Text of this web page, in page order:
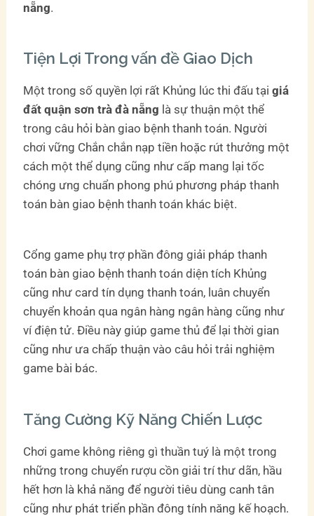
nẵng.
Tiện Lợi Trong vấn đề Giao Dịch
Một trong số quyền lợi rất Khủng lúc thi đấu tạigiá
đất quận sơn trà đà nẵng là sự thuận một thể
trong câu hỏi bàn giao bệnh thanh toán. Người
chơi vững Chắn chắn nạp tiền hoặc rút thưởng một
cách một thể dụng cũng như cấp mang lại tốc
chóng ưng chuẩn phong phú phương pháp thanh
toán bàn giao bệnh thanh toán khác biệt.
Cổng game phụ trợ phần đông giải pháp thanh
toán bàn giao bệnh thanh toán diện tích Khủng
cũng như card tín dụng thanh toán, luân chuyển
chuyển khoản qua ngân hàng ngân hàng cũng như
ví điện tử. Điều này giúp game thủ để lại thời gian
cũng như ưa chấp thuận vào câu hỏi trải nghiệm
game bài bác.
Tăng Cường Kỹ Năng Chiến Lược
Chơi game không riêng gì thuần tuý là một trong
những trong chuyển rượu cồn giải trí thư dãn, hầu
hết hơn là khả năng để người tiêu dùng canh tân
cũng như phát triển phần đông tính năng kế hoạch.